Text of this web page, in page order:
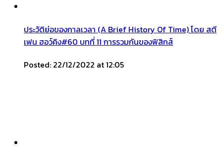
ประวัติย่อของกาลเวลา (A Brief History Of Time) โดย สตี
เฟน ฮอว์คิง#60 บทที่ 11 การรวมกันของฟิสิกส์
Posted: 22/12/2022 at 12:05